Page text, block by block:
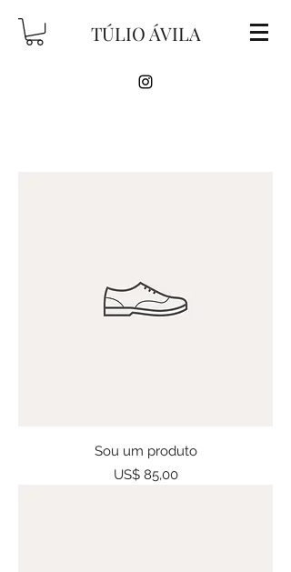
TÚLIO ÁVILA
Sou um produto
Preço
US$ 85,00